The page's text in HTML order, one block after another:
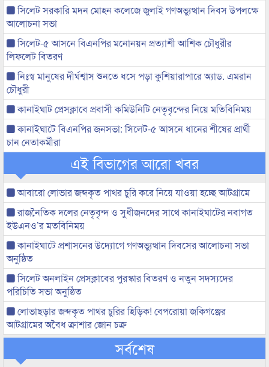
সিলেট সরকারি মদন মোহন কলেজে জুলাই গণঅভ্যুত্থান দিবস উপলক্ষে
আলোচনা সভা
সিলেট-৫ আসনে বিএনপির মনোনয়ন প্রত্যাশী আশিক চৌধুরীর
লিফলেট বিতরণ
নিঃস্ব মানুষের দীর্ঘশ্বাস শুনতে ধসে পড়া কুশিয়ারাপারে অ্যাড. এমরান
চৌধুরী
কানাইঘাট প্রেসক্লাবে প্রবাসী কমিউনিটি নেতৃবৃন্দের নিয়ে মতিবিনিময়
কানাইঘাটে বিএনপির জনসভা: সিলেট-৫ আসনে ধানের শীষের প্রার্থী
চান নেতাকর্মীরা
এই বিভাগের আরো খবর
আবারো লোভার জব্দকৃত পাথর চুরি করে নিয়ে যাওয়া হচ্ছে আটগ্রামে
রাজনৈতিক দলের নেতৃবৃন্দ ও সুধীজনদের সাথে কানাইঘাটের নবাগত
ইউএনও’র মতবিনিময়
কানাইঘাটে প্রশাসনের উদ্যোগে গণঅভ্যুত্থান দিবসের আলোচনা সভা
অনুষ্ঠিত
সিলেট অনলাইন প্রেসক্লাবের পুরস্কার বিতরণ ও নতুন সদস্যদের
পরিচিতি সভা অনুষ্ঠিত
লোভাছড়ার জব্দকৃত পাথর চুরির হিড়িক! বেপরোয়া জকিগঞ্জের
আটগ্রামের অবৈধ ক্রাশার জোন চক্র
সর্বশেষ